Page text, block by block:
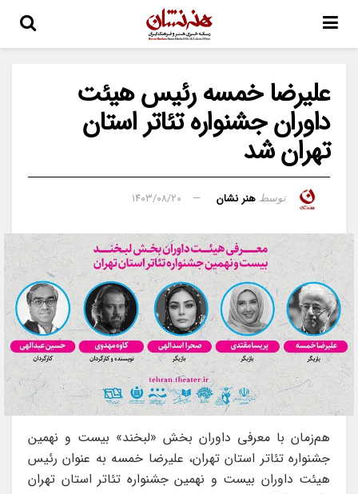
علیرضا خمسه رئیس هیئت
داوران جشنواره تئاتر استان
تهران شد
توسط هنر نشان ۱۴۰۳/۰۸/۲۰
هم‌زمان با معرفی داوران بخش «لبخند» بیست و نهمین
جشنواره تئاتر استان تهران، علیرضا خمسه به عنوان رئیس
هیئت داوران بیست و نهمین جشنواره تئاتر استان تهران